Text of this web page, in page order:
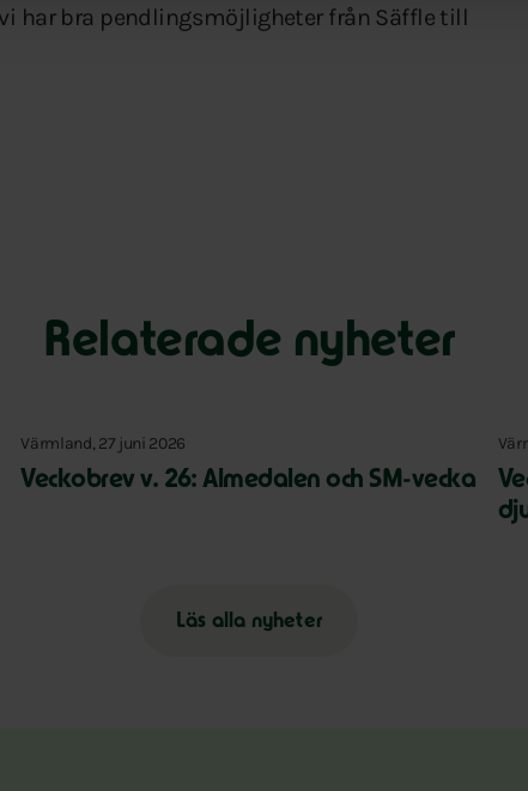
har bra pendlingsmöjligheter från Säffle till
Relaterade nyheter
Värmland, 27 juni 2026
Veckobrev v. 26: Almedalen och SM-vecka
Läs alla nyheter